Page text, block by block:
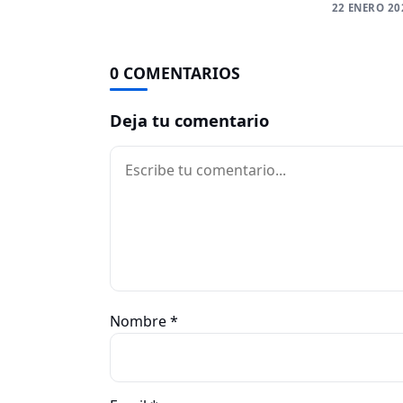
22 ENERO
0 COMENTARIOS
Deja tu comentario
Comentario
Nombre*